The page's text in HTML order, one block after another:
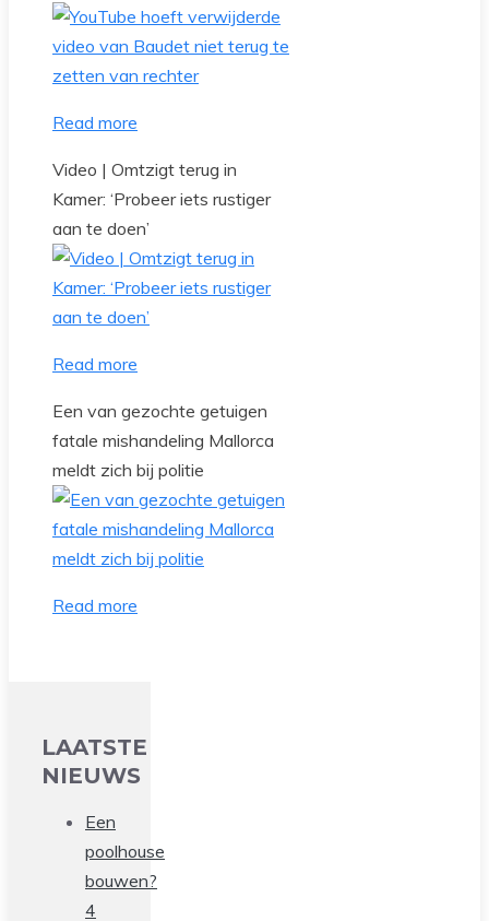
Read more
Video | Omtzigt terug in
Kamer: ‘Probeer iets rustiger
aan te doen’
Read more
Een van gezochte getuigen
fatale mishandeling Mallorca
meldt zich bij politie
Read more
LAATSTE
NIEUWS
Een
poolhouse
bouwen?
4